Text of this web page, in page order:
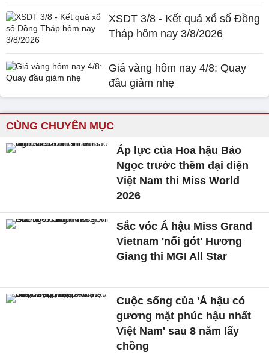
XSDT 3/8 - Kết quả xổ số Đồng
Tháp hôm nay 3/8/2026
Giá vàng hôm nay 4/8: Quay
đầu giảm nhẹ
CÙNG CHUYÊN MỤC
Áp lực của Hoa hậu Bảo
Ngọc trước thềm đại diện
Việt Nam thi Miss World
2026
Sắc vóc Á hậu Miss Grand
Vietnam 'nối gót' Hương
Giang thi MGI All Star
Cuộc sống của 'Á hậu có
gương mặt phúc hậu nhất
Việt Nam' sau 8 năm lấy
chồng